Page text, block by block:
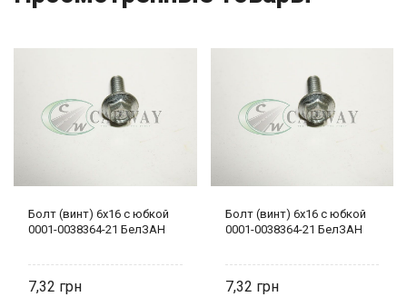
Болт (винт) 6х16 с юбкой
0001-0038364-21 БелЗАН
7,32
Болт (винт) 6х16 с юбкой
0001-0038364-21 БелЗАН
7,32